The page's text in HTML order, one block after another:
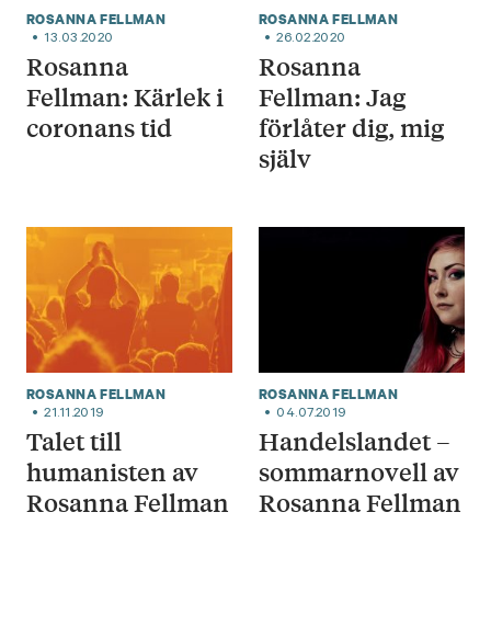
ROSANNA FELLMAN
13.03.2020
Rosanna
Fellman: Kärlek i
coronans tid
ROSANNA FELLMAN
26.02.2020
Rosanna
Fellman: Jag
förlåter dig, mig
själv
ROSANNA FELLMAN
21.11.2019
Talet till
humanisten av
Rosanna Fellman
ROSANNA FELLMAN
04.07.2019
Handelslandet –
sommarnovell av
Rosanna Fellman